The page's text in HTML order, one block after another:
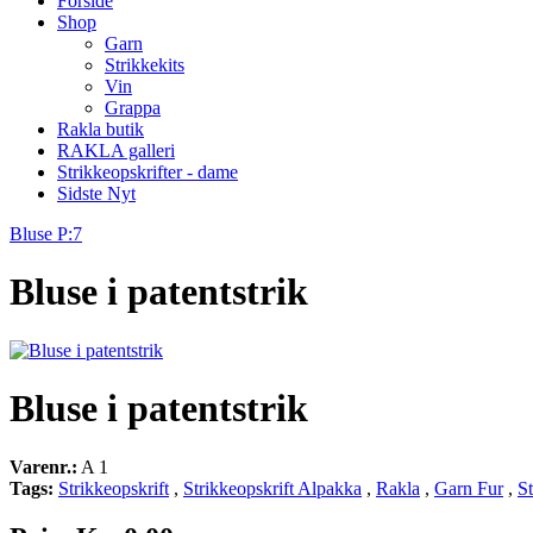
Shop
Garn
Strikkekits
Vin
Grappa
Rakla butik
RAKLA galleri
Strikkeopskrifter - dame
Sidste Nyt
Bluse P:7
Bluse i patentstrik
Bluse i patentstrik
Varenr.: A 1
Tags: Strikkeopskrift , Strikkeopskrift Alpakka , Rakla , Garn Fur,